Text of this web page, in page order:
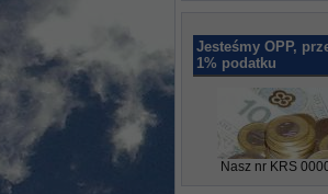
Jesteśmy OPP,
1% podatku
Nasz nr KRS